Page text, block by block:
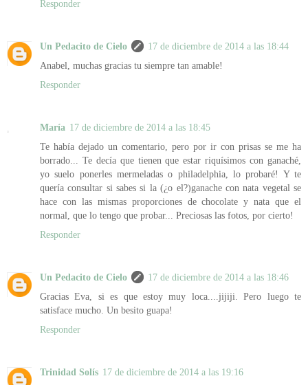
Responder
Un Pedacito de Cielo
17 de diciembre de 2014 a las 18:44
Anabel, muchas gracias tu siempre tan amable!
Responder
María 17 de diciembre de 2014 a las 18:45
Te había dejado un comentario, pero por ir con prisas se me ha
borrado... Te decía que tienen que estar riquísimos con ganaché,
yo suelo ponerles mermeladas o philadelphia, lo probaré! Y te
quería consultar si sabes si la (¿o el?)ganache con nata vegetal se
hace con las mismas proporciones de chocolate y nata que el
normal, que lo tengo que probar... Preciosas las fotos, por cierto!
Responder
Un Pedacito de Cielo
17 de diciembre de 2014 a las 18:46
Gracias Eva, si es que estoy muy loca....jijiji. Pero luego te
satisface mucho. Un besito guapa!
Responder
Trinidad Solís 17 de diciembre de 2014 a las 19:16